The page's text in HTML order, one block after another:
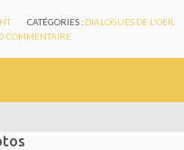
CATÉGORIES : DIALOGUES DE L'OEIL
0 COMMENTAIRE